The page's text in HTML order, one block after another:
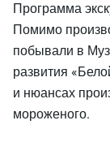
Программа
Помимо
побывали в
развития
и нюансах
мороженого.